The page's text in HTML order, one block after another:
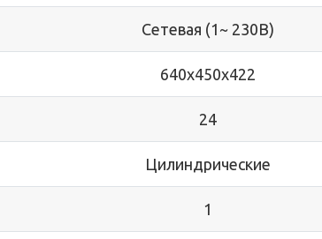
Сетевая (1~ 230В)
640x450x422
24
Цилиндрические
1